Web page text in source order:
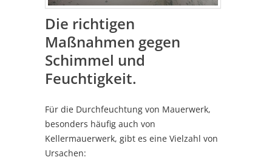
Die richtigen
Maßnahmen gegen
Schimmel und
Feuchtigkeit.
Für die Durchfeuchtung von Mauerwerk,
besonders häufig auch von
Kellermauerwerk, gibt es eine Vielzahl von
Ursachen: